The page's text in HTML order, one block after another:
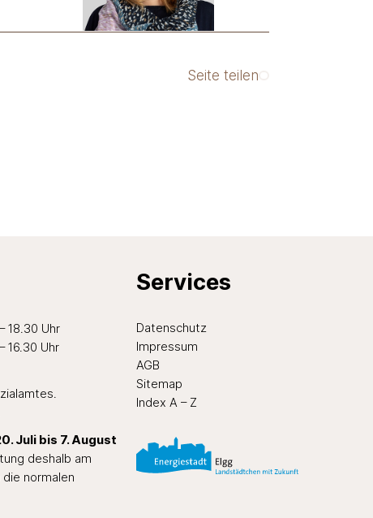
Seite teilen
Nachmittag
18.30 Uhr
16.30 Uhr
.
Juli bis 7. August
deshalb am
normalen
Services
Datenschutz
Impressum
AGB
Sitemap
Index A – Z